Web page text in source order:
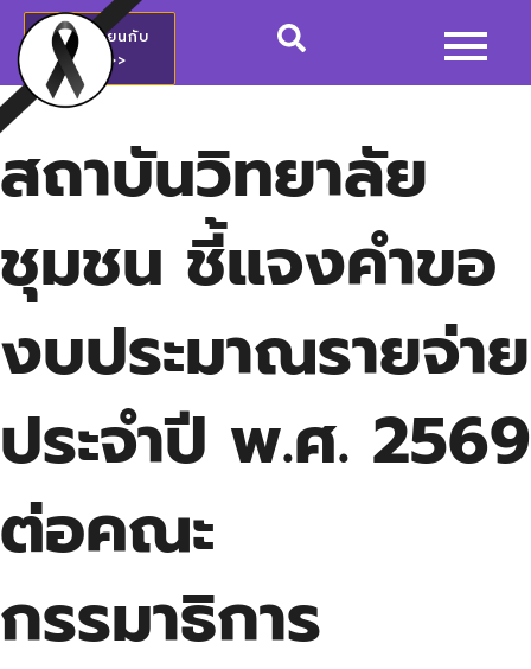
สมัครเรียนกับ
วชช.>>
สถาบันวิทยาลัย
ชุมชน ชี้แจงคำขอ
งบประมาณรายจ่าย
ประจำปี พ.ศ. 2569
ต่อคณะ
กรรมาธิการ